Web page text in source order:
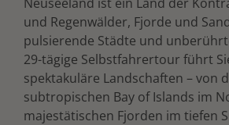
und Regenwälder, Fjorde und
pulsierende Städte und
29-tägige Selbstfahrertour führt
spektakuläre Landschaften – von
subtropischen Bay of Islands im
majestätischen Fjorden im tiefen